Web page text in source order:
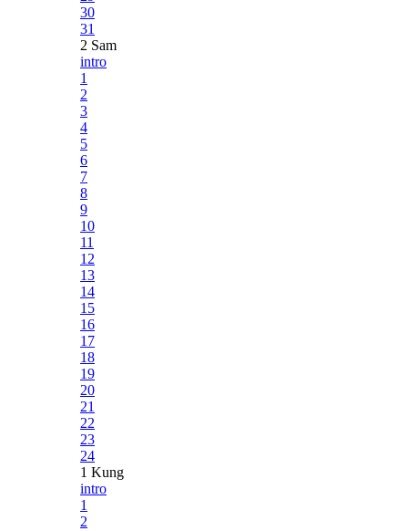
30
31
2 Sam
intro
1
2
3
4
5
6
7
8
9
10
11
12
13
14
15
16
17
18
19
20
21
22
23
24
1 Kung
intro
1
2